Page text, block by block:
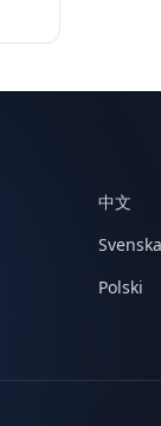
中文
Svenska
Polski